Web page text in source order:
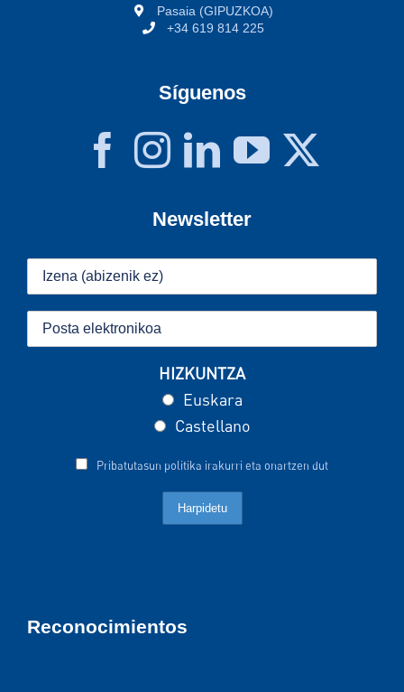
Pasaia (GIPUZKOA)
+34 619 814 225
Síguenos
Newsletter
HIZKUNTZA
Euskara
Castellano
Pribatutasun politika irakurri eta onartzen dut
Reconocimientos